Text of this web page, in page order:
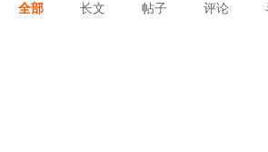
全部 长文 帖子 评论